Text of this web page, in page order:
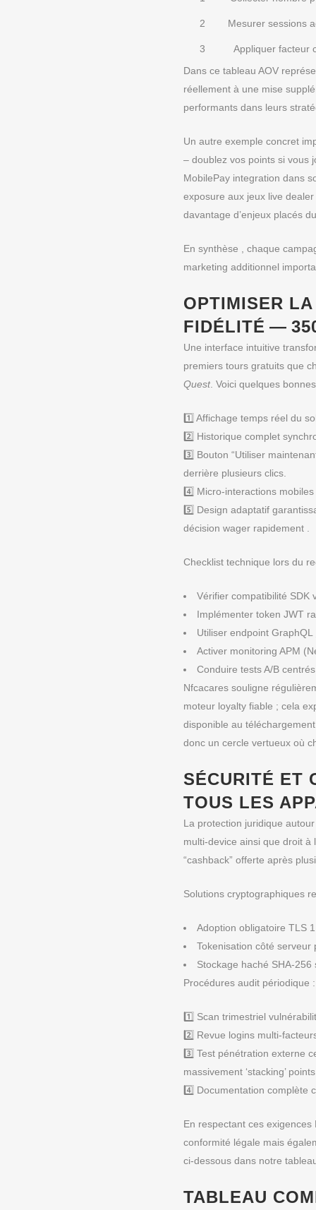
2 Mesurer sessions
3
Appliquer facteur
Dans ce tableau AOV
réellement à une mise
performants dans leurs
Un autre exemple concret
– doublez vos points si vous
MobilePay integration dans
exposure aux jeux live
davantage d’enjeux placés
En synthèse , chaque
marketing additionnel
OPTIMISER
FIDÉLITÉ —
Une interface intuitive
premiers tours gratuits que
Quest. Voici quelques
1️⃣ Affichage temps réel du
2️⃣ Historique complet
3️⃣ Bouton “Utiliser
derrière plusieurs clics.
4️⃣ Micro‑interactions
5️⃣ Design adaptatif
décision wager rapidement .
Checklist technique lors du
Vérifier compatibilité SDK
Implémenter token JWT
Utiliser endpoint GraphQL
Activer monitoring APM
Conduire tests A/B
Nfcacares souligne
moteur loyalty fiable ; cela
disponible au
donc un cercle vertueux où
SÉCURITÉ ET
TOUS LES
La protection juridique
multi‑device ainsi que droit
“cashback” offerte après
Solutions cryptographiques
Adoption obligatoire TLS
Tokenisation côté
Stockage haché
Procédures audit périodique :
1️⃣ Scan trimestriel
2️⃣ Revue logins
3️⃣ Test pénétration externe
massivement ‘stacking’
4️⃣ Documentation complète
En respectant ces
conformité légale mais
ci-dessous dans notre
TABLEAU